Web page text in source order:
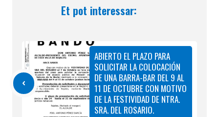
Et pot interessar:
ABIERTO EL PLAZO PARA
SOLICITAR LA COLOCACIÓN
DE UNA BARRA-BAR DEL 9 AL
11 DE OCTUBRE CON MOTIVO
DE LA FESTIVIDAD DE NTRA.
SRA. DEL ROSARIO.